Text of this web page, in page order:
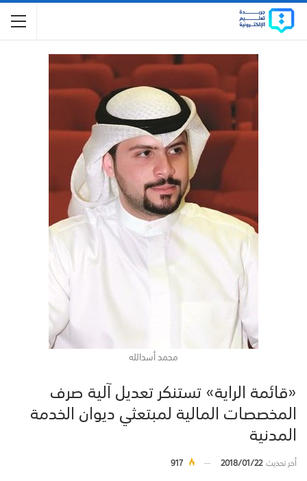
محمد أسدالله
«قائمة الراية» تستنكر تعديل آلية صرف
المخصصات المالية لمبتعثي ديوان الخدمة
المدنية
أخر تحديث2018/01/22
917